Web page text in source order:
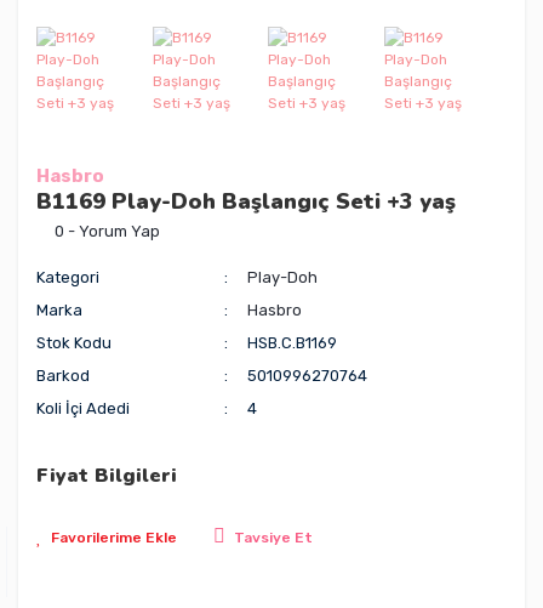
Hasbro
B1169 Play-Doh Başlangıç Seti +3 yaş
0 - Yorum Yap
Kategori
Play-Doh
Marka
Hasbro
Stok Kodu
HSB.C.B1169
Barkod
5010996270764
Koli İçi Adedi
4
Fiyat Bilgileri
Tavsiye Et